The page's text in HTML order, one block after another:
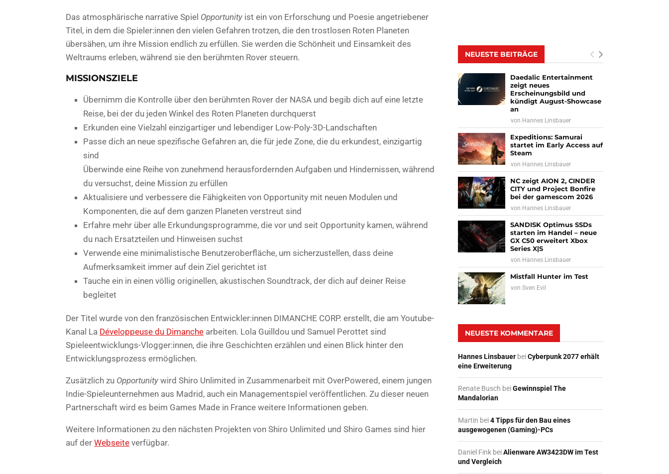
Das atmosphärische narrative Spiel Opportunity ist ein von Erforschung und Poesie angetriebener
Titel, in dem die Spieler:innen den vielen Gefahren trotzen, die den trostlosen Roten Planeten
übersähen, um ihre Mission endlich zu erfüllen. Sie werden die Schönheit und Einsamkeit des
Weltraums erleben, während sie den berühmten Rover steuern.
MISSIONSZIELE
Übernimm die Kontrolle über den berühmten Rover der NASA und begib dich auf eine letzte
Reise, bei der du jeden Winkel des Roten Planeten durchquerst
Erkunden eine Vielzahl einzigartiger und lebendiger Low-Poly-3D-Landschaften
Passe dich an neue spezifische Gefahren an, die für jede Zone, die du erkundest, einzigartig
sind
Überwinde eine Reihe von zunehmend herausfordernden Aufgaben und Hindernissen, während
du versuchst, deine Mission zu erfüllen
Aktualisiere und verbessere die Fähigkeiten von Opportunity mit neuen Modulen und
Komponenten, die auf dem ganzen Planeten verstreut sind
Erfahre mehr über alle Erkundungsprogramme, die vor und seit Opportunity kamen, während
du nach Ersatzteilen und Hinweisen suchst
Verwende eine minimalistische Benutzeroberfläche, um sicherzustellen, dass deine
Aufmerksamkeit immer auf dein Ziel gerichtet ist
Tauche ein in einen völlig originellen, akustischen Soundtrack, der dich auf deiner Reise
begleitet
Der Titel wurde von den französischen Entwickler:innen DIMANCHE CORP. erstellt, die am Youtube-
Kanal La Développeuse du Dimanche arbeiten. Lola Guilldou und Samuel Perottet sind
Spieleentwicklungs-Vlogger:innen, die ihre Geschichten erzählen und einen Blick hinter den
Entwicklungsprozess ermöglichen.
Zusätzlich zu Opportunity wird Shiro Unlimited in Zusammenarbeit mit OverPowered, einem jungen
Indie-Spieleunternehmen aus Madrid, auch ein Managementspiel veröffentlichen. Zu dieser neuen
Partnerschaft wird es beim Games Made in France weitere Informationen geben.
Weitere Informationen zu den nächsten Projekten von Shiro Unlimited und Shiro Games sind hier
auf der Webseite verfügbar.
NEUESTE BEITRÄGE
Daedalic Entertainment
zeigt neues
Erscheinungsbild und
kündigt August-Showcase
an
von Hannes Linsbauer
Expeditions: Samurai
startet im Early Access auf
Steam
von Hannes Linsbauer
NC zeigt AION 2, CINDER
CITY und Project Bonfire
bei der gamescom 2026
von Hannes Linsbauer
SANDISK Optimus SSDs
starten im Handel – neue
GX C50 erweitert Xbox
Series X|S
von Hannes Linsbauer
Mistfall Hunter im Test
vonSven Evil
NEUESTE KOMMENTARE
Hannes Linsbauer beiCyberpunk 2077 erhält
eine Erweiterung
Renate Busch beiGewinnspiel The
Mandalorian
Martin bei4 Tipps für den Bau eines
ausgewogenen (Gaming)-PCs
Daniel Fink beiAlienware AW3423DW im Test
und Vergleich